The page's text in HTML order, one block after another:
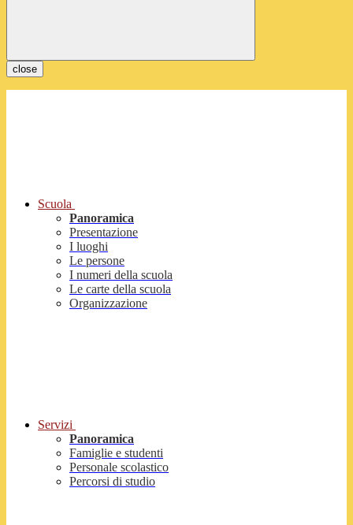
close
Scuola
Panoramica
Presentazione
I luoghi
Le persone
I numeri della scuola
Le carte della scuola
Organizzazione
Servizi
Panoramica
Famiglie e studenti
Personale scolastico
Percorsi di studio